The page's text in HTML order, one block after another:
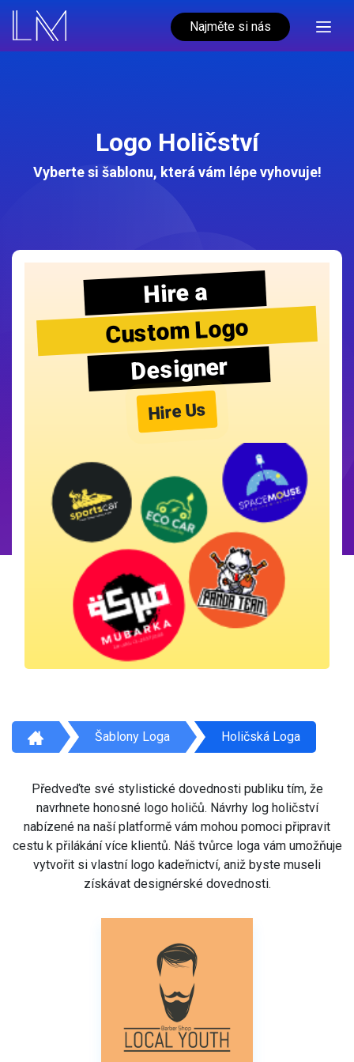
Najměte si nás
Logo Holičství
Vyberte si šablonu, která vám lépe vyhovuje!
Hire a
Custom Logo
Designer
Hire Us
Šablony Loga Holičská Loga
Předveďte své stylistické dovednosti publiku tím, že
navrhnete honosné logo holičů. Návrhy log holičství
nabízené na naší platformě vám mohou pomoci připravit
cestu k přilákání více klientů. Náš tvůrce loga vám umožňuje
vytvořit si vlastní logo kadeřnictví, aniž byste museli
získávat designérské dovednosti.